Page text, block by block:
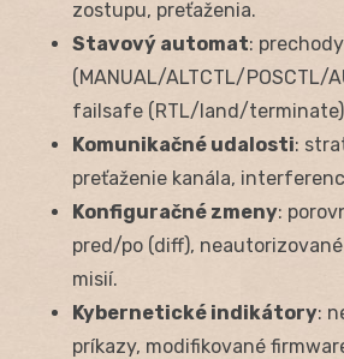
zostupu, preťaženia.
Stavový automat:
(MANUAL/ALTCTL/POSCTL/
failsafe (RTL/land/
Komunikačné udalosti:
preťaženie kanála,
Konfiguračné zmeny:
pred/po (diff),
misií.
Kybernetické indikátory:
príkazy, modifikované